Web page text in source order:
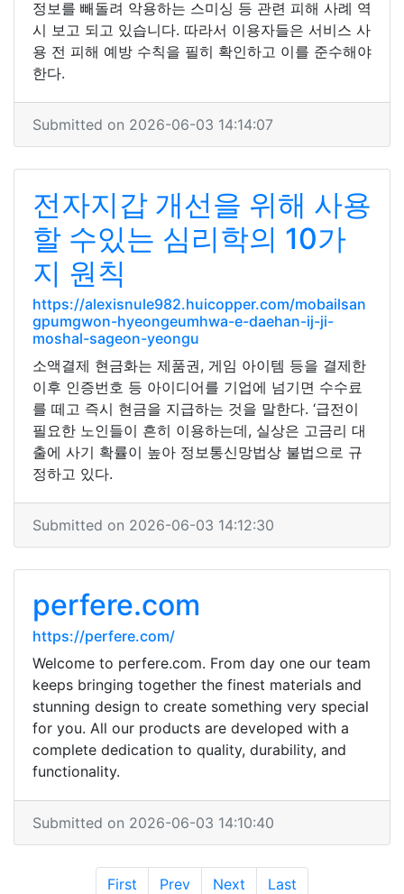
정보를 빼돌려 악용하는 스미싱 등 관련 피해 사례 역
시 보고 되고 있습니다. 따라서 이용자들은 서비스 사
용 전 피해 예방 수칙을 필히 확인하고 이를 준수해야
한다.
Submitted on 2026-06-03 14:14:07
전자지갑 개선을 위해 사용
할 수있는 심리학의 10가
지 원칙
https://alexisnule982.huicopper.com/mobailsan
gpumgwon-hyeongeumhwa-e-daehan-ij-ji-
moshal-sageon-yeongu
소액결제 현금화는 제품권, 게임 아이템 등을 결제한
이후 인증번호 등 아이디어를 기업에 넘기면 수수료
를 떼고 즉시 현금을 지급하는 것을 말한다. ‘급전이
필요한 노인들이 흔히 이용하는데, 실상은 고금리 대
출에 사기 확률이 높아 정보통신망법상 불법으로 규
정하고 있다.
Submitted on 2026-06-03 14:12:30
perfere.com
https://perfere.com/
Welcome to perfere.com. From day one our team
keeps bringing together the finest materials and
stunning design to create something very special
for you. All our products are developed with a
complete dedication to quality, durability, and
functionality.
Submitted on 2026-06-03 14:10:40
First Prev Next Last